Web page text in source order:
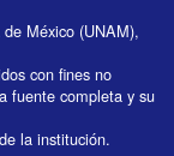
México (UNAM),
con fines no
fuente completa y su
la institución.